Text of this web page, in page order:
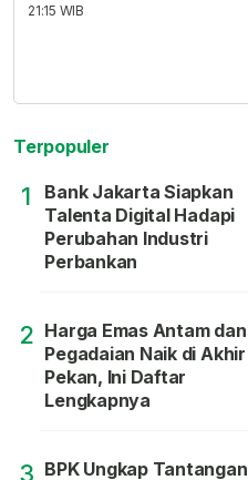
21:15 WIB
Terpopuler
1
Bank Jakarta Siapkan
Talenta Digital Hadapi
Perubahan Industri
Perbankan
2 Harga Emas Antam dan
Pegadaian Naik di Akhir
Pekan, Ini Daftar
Lengkapnya
3 BPK Ungkap Tantangan